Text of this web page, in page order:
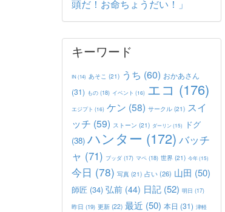
頭だ！お命ちょうだい！」
キーワード
IN(14) あそこ (21) うち (60) おかあさん
(31) もの (18) イベント (16) エコ (176)
エジプト (16) ケン (58) サークル (21) スイ
ッチ (59) ストーン (21) ダーリン(15)
ドグ
(38) ハンター (172) バッチ
ャ (71) ブッダ (17) マペ (18) 世界 (21) 今年(15)
今日 (78) 写真 (21) 占い(26) 山田 (50)
師匠 (34) 弘前 (44) 日記 (52) 明日 (17)
昨日 (19) 更新 (22) 最近 (50) 本日 (31) 津軽